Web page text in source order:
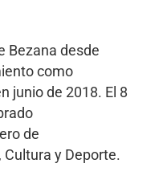
Bezana desde
como
junio de 2018. El 8
de
Cultura y Deporte.